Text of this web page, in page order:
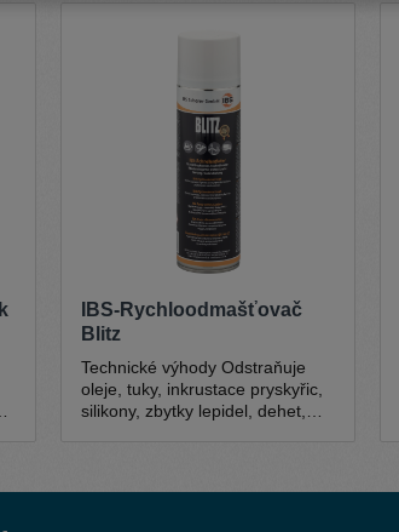
IBS-Rychloodmašťovač
Blitz
Technické výhody Odstraňuje
oleje, tuky, inkrustace pryskyřic,
silikony, zbytky lepidel, dehet,
zbytků Zápach - mírný (typický